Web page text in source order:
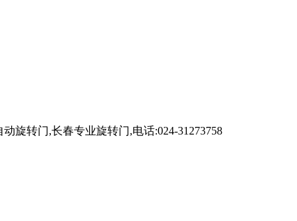
旋转门,长春专业旋转门,电话:024-31273758